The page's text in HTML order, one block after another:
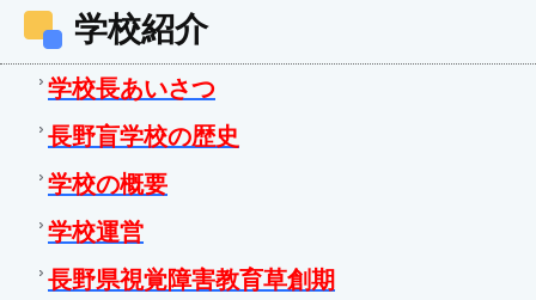
学校紹介
学校長あいさつ
長野盲学校の歴史
学校の概要
学校運営
長野県視覚障害教育草創期